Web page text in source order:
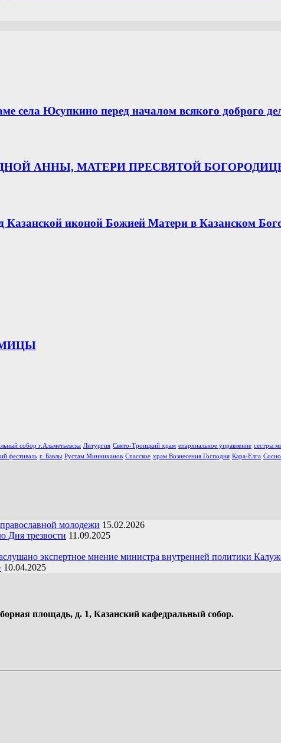
села Юсупкино перед началом всякого доброго
АННЫ, МАТЕРИ ПРЕСВЯТОЙ
Казанской иконой Божией Матери в Казанском
собор г.Альметьевска Литургия Свято-Троицкий храм епархиальное управление сестры
фестиваль г. Бавлы Рустам Минниханов Спасское храм Вознесения Господня Кара-Елга
молодежи 15.02.2026
Дня трезвости 11.09.2025
экспертное мнение министра внутренней политики
10.04.2025
площадь, д. 1, Казанский кафедральный собор.